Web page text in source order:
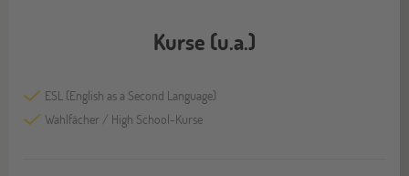
Kurse (u.a.)
ESL (English as a Second Language)
Wahlfächer / High School-Kurse